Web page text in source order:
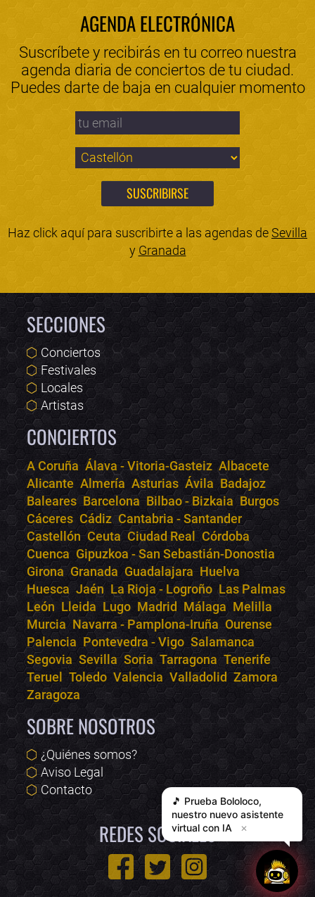
AGENDA ELECTRÓNICA
Suscríbete y recibirás en tu correo nuestra
agenda diaria de conciertos de tu ciudad.
Puedes darte de baja en cualquier momento
Haz click aquí para suscribirte a las agendas deSevilla
y Granada
SECCIONES
Conciertos
Festivales
Locales
Artistas
CONCIERTOS
A Coruña Álava - Vitoria-Gasteiz Albacete
Alicante Almería Asturias Ávila Badajoz
Baleares Barcelona Bilbao - Bizkaia Burgos
Cáceres Cádiz Cantabria - Santander
Castellón Ceuta Ciudad Real Córdoba
Cuenca Gipuzkoa - San Sebastián-Donostia
Girona Granada Guadalajara Huelva
Huesca Jaén La Rioja - Logroño Las Palmas
León Lleida Lugo Madrid Málaga Melilla
Murcia Navarra - Pamplona-Iruña Ourense
Palencia Pontevedra - Vigo Salamanca
Segovia Sevilla Soria Tarragona Tenerife
Teruel Toledo Valencia Valladolid Zamora
Zaragoza
SOBRE NOSOTROS
¿Quiénes somos?
Aviso Legal
Contacto
REDES SOCIALES
🎵 Prueba Bololoco,
nuestro nuevo asistente
virtual con IA
✕
Bololoco · conciertos.club
Online · Te ayudo a encontrar conciertos